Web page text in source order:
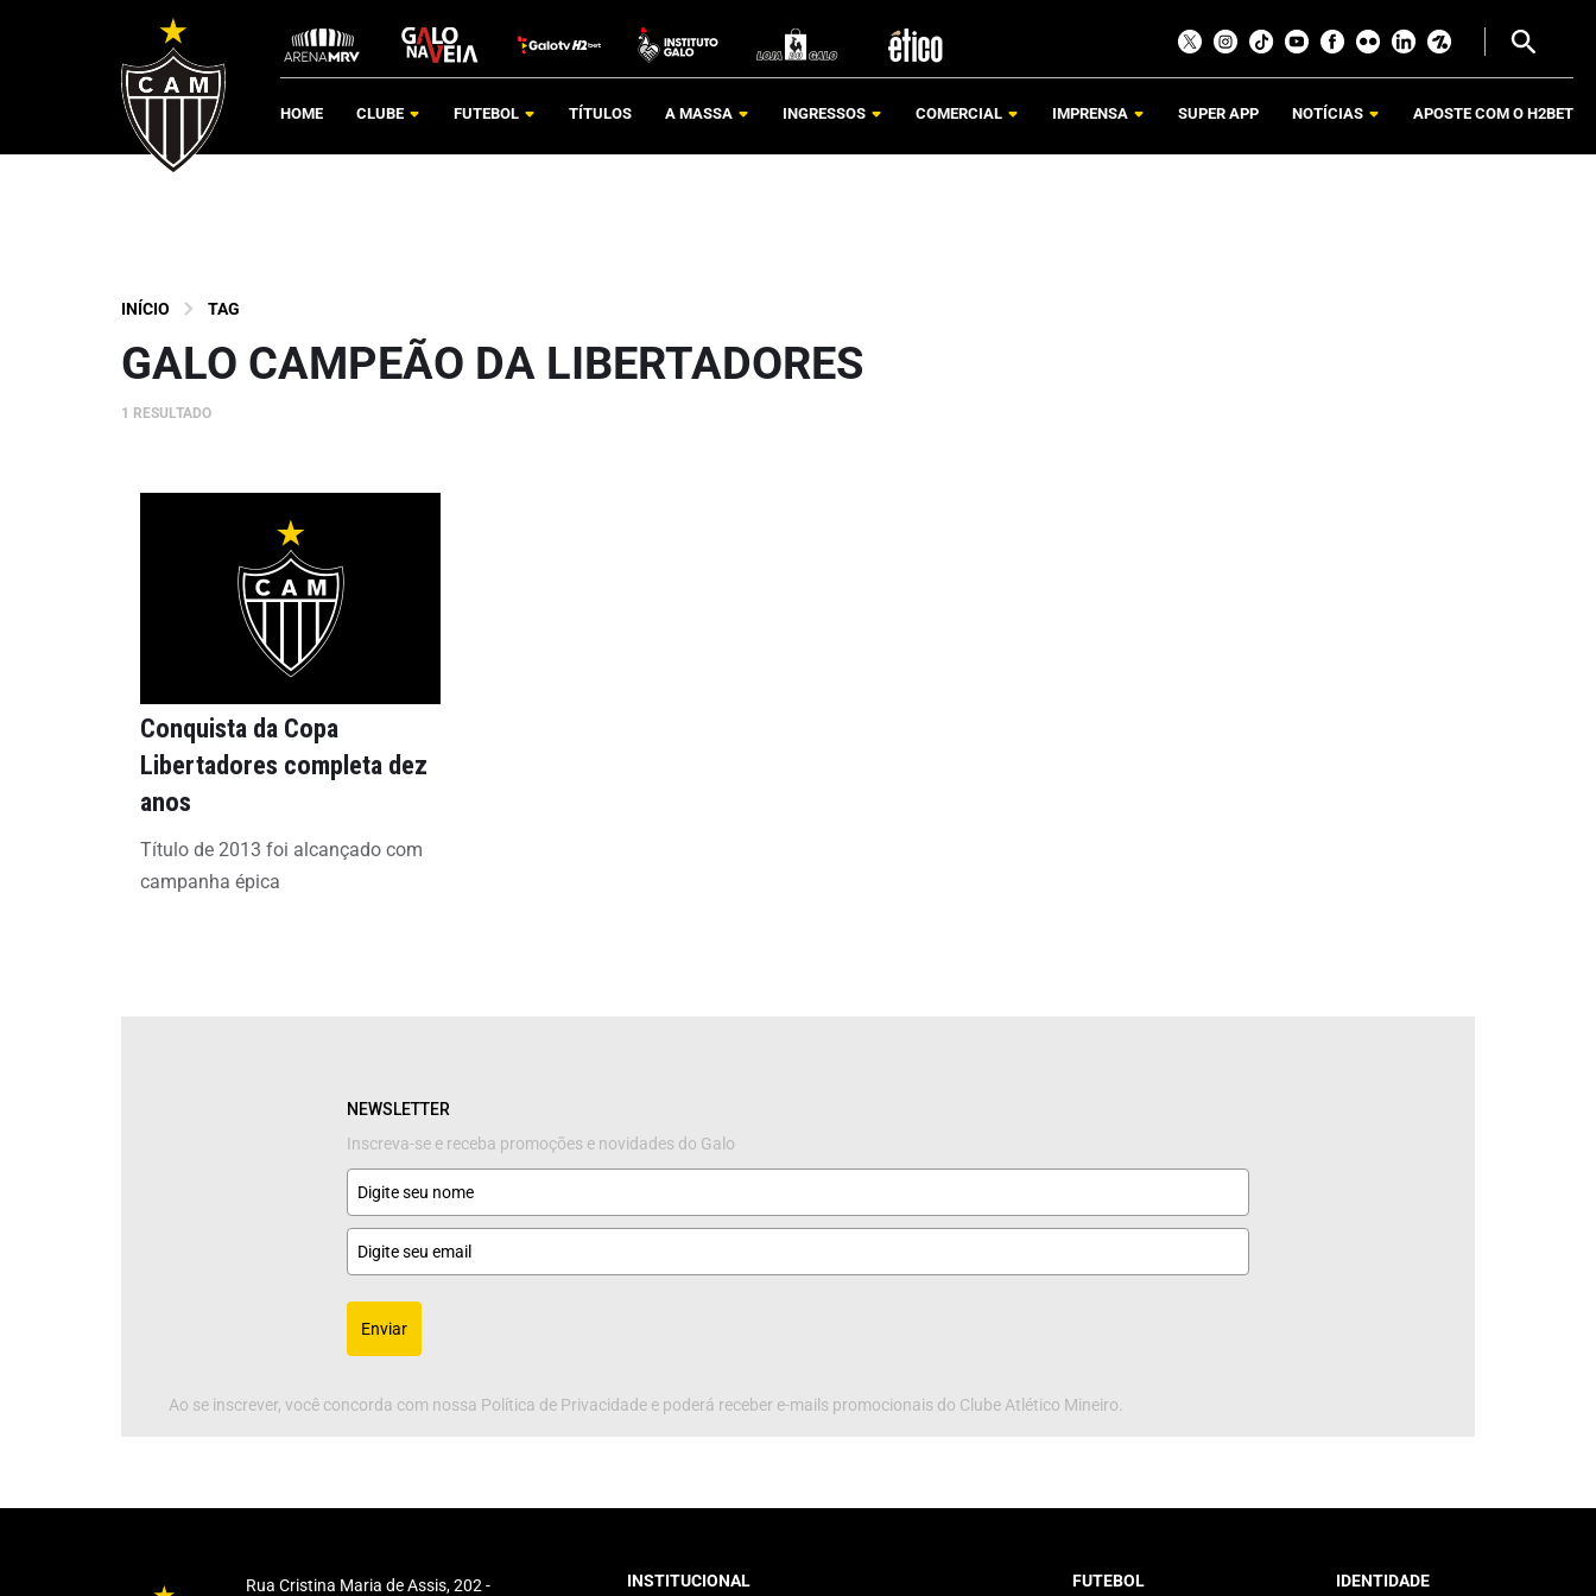
HOME CLUBE FUTEBOL TÍTULOS A MASSA INGRESSOS COMERCIAL IMPRENSA SUPER APP NOTÍCIAS APOSTE COM O H2BET
INÍCIO TAG
GALO CAMPEÃO DA LIBERTADORES
1 RESULTADO
Conquista da Copa
Libertadores completa dez
anos
Título de 2013 foi alcançado com
campanha épica
NEWSLETTER
Inscreva-se e receba promoções e novidades do Galo
Enviar
Ao se inscrever, você concorda com nossa Política de Privacidade e poderá receber e-mails promocionais do Clube Atlético Mineiro.
Rua Cristina Maria de Assis, 202 - INSTITUCIONAL FUTEBOL IDENTIDADE